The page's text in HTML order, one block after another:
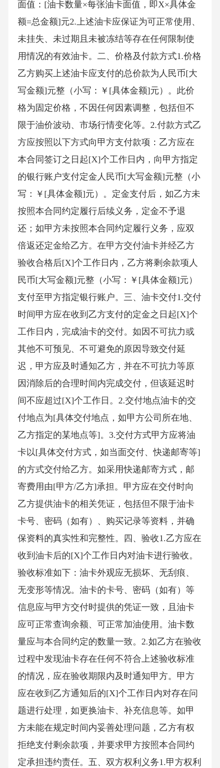
面值：[油卡数量×每张油卡面值，即X×具体金
额=总金额]元2.上述油卡应保证为可正常使用、
未挂失、未过期且未被冻结等存在任何限制使
用情况的有效油卡。二、价格及付款方式1.价格
乙方购买上述油卡应支付的总价款为人民币[大
写金额]元整（小写：￥[具体金额]元）。此价
格为固定价格，不因任何因素调整，包括但不
限于油价波动、市场行情变化等。2.付款方式乙
方应按照以下方式向甲方支付款项：乙方应在
本合同签订之日起[X]个工作日内，向甲方指定
的银行账户支付定金人民币[大写金额]元整（小
写：￥[具体金额]元）。定金支付后，如乙方未
按照本合同约定履行后续义务，定金不予退
还；如甲方未按照本合同约定履行义务，应双
倍返还定金给乙方。在甲方交付油卡并经乙方
验收合格后[X]个工作日内，乙方将剩余款项人
民币[大写金额]元整（小写：￥[具体金额]元）
支付至甲方指定银行账户。三、油卡交付1.交付
时间甲方应在收到乙方支付的定金之日起[X]个
工作日内，完成油卡的交付。如因不可抗力或
其他不可预见、不可避免的原因导致交付延
迟，甲方应及时通知乙方，并在不可抗力等原
因消除后的合理时间内完成交付，但该延迟时
间不应超过[X]个工作日。2.交付地点油卡的交
付地点为[具体交付地点，如甲方公司所在地、
乙方指定的某地点等]。3.交付方式甲方应将油
卡以[具体交付方式，如当面交付、快递邮寄等]
的方式交付给乙方。如采用快递邮寄方式，邮
寄费用由[甲方/乙方]承担。甲方应在交付时向
乙方提供油卡的相关凭证，包括但不限于油卡
卡号、密码（如有）、购买记录等资料，并确
保资料的真实性和完整性。四、验收1.乙方应在
收到油卡后的[X]个工作日内对油卡进行验收。
验收标准如下：油卡外观应无损坏、无刮痕、
无变形等情况。油卡的卡号、密码（如有）等
信息应与甲方交付时提供的凭证一致，且油卡
应可正常查询余额、可正常加油使用。油卡数
量应与本合同约定的数量一致。2.如乙方在验收
过程中发现油卡存在任何不符合上述验收标准
的情况，应在验收期限内及时通知甲方。甲方
应在收到乙方通知后的[X]个工作日内对存在问
题进行处理，如更换油卡、补充信息等。如甲
方未能在规定时间内妥善处理问题，乙方有权
拒绝支付剩余款项，并要求甲方按照本合同约
定承担违约责任。五、双方权利义务1.甲方权利